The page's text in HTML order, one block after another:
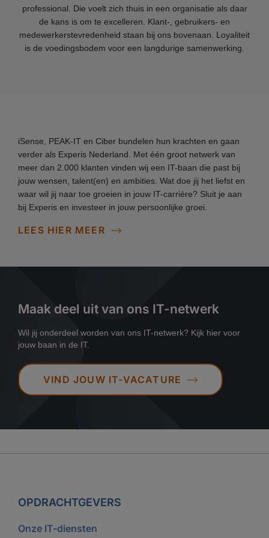
professional. Die voelt zich thuis in een organisatie als daar
de kans is om te excelleren. Klant-, gebruikers- en
medewerkerstevredenheid staan bij ons bovenaan. Loyaliteit
is de voedingsbodem voor een langdurige samenwerking.
iSense, PEAK-IT en Ciber bundelen hun krachten en gaan
verder als Experis Nederland. Met één groot netwerk van
meer dan 2.000 klanten vinden wij een IT-baan die past bij
jouw wensen, talent(en) en ambities. Wat doe jij het liefst en
waar wil jij naar toe groeien in jouw IT-carrière? Sluit je aan
bij Experis en investeer in jouw persoonlijke groei.
LEES HIER MEER
Maak deel uit van ons IT-netwerk
Wil jij onderdeel worden van ons IT-netwerk? Kijk hier voor
jouw baan in de IT.
VIND JOUW IT-VACATURE
OPDRACHTGEVERS
Onze IT-diensten